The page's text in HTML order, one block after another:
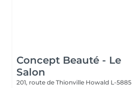
Concept Beauté - Le
Salon
201, route de Thionville Howald L-5885